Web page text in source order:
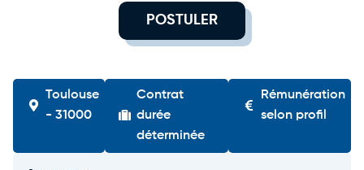
POSTULER
Toulouse
- 31000
Contrat
durée
déterminée
Rémunération
selon profil